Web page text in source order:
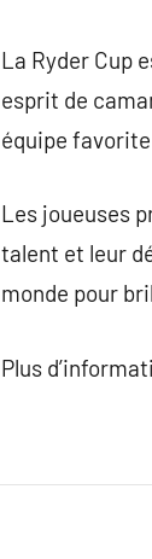
La Ryder Cup
esprit de
équipe
Les joueuses
talent et leur
monde pour
Plus